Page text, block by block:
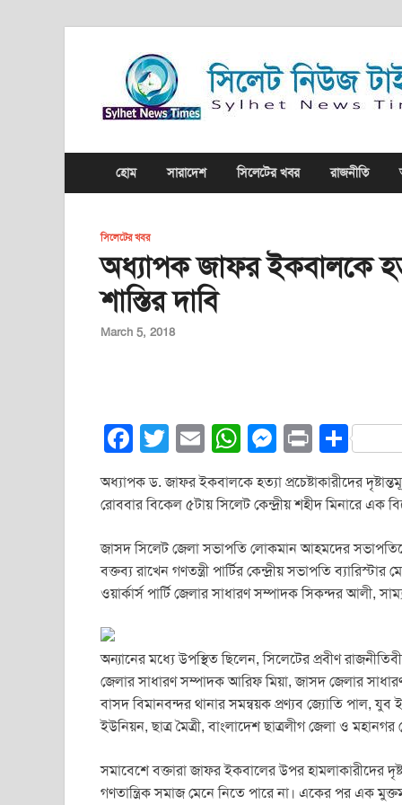
হোম সারাদেশ সিলেটের খবর রাজনীতি
সিলেটের খবর
অধ্যাপক জাফর ইকবালকে
শাস্তির দাবি
March 5, 2018
F
a
c
b
o
o
T
wi
tt
E
m
ail
W
at
A
p
p
M
e
ss
n
g
er
Pr
in
t
S
ar
অধ্যাপক ড. জাফর ইকবালকে হত্যা প্রচেষ্টাকারীদের
রোববার বিকেল ৫টায় সিলেট কেন্দ্রীয় শহীদ মিনারে এক
জাসদ সিলেট জেলা সভাপতি লোকমান আহমদের
বক্তব্য রাখেন গণতন্ত্রী পার্টির কেন্দ্রীয় সভাপতি
ওয়ার্কার্স পার্টি জেলার সাধারণ সম্পাদক সিকন্দর
অন্যানের মধ্যে উপস্থিত ছিলেন, সিলেটের প্রবীণ
জেলার সাধারণ সম্পাদক আরিফ মিয়া, জাসদ জেলার
বাসদ বিমানবন্দর থানার সমন্বয়ক প্রণ্যব জ্যোতি পাল, যুব
ইউনিয়ন, ছাত্র মৈত্রী, বাংলাদেশ ছাত্রলীগ জেলা ও মহানগর
সমাবেশে বক্তারা জাফর ইকবালের উপর হামলাকারীদের
গণতান্ত্রিক সমাজ মেনে নিতে পারে না। একের পর এক